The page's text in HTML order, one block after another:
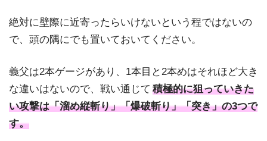
絶対に壁際に近寄ったらいけないという程ではないの
で、頭の隅にでも置いておいてください。
義父は2本ゲージがあり、1本目と2本めはそれほど大き
な違いはないので、戦い通じて 積極的に狙っていきた
い攻撃は「溜め縦斬り」「爆破斬り」「突き」の3つで
す。